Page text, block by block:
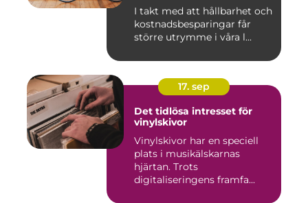
I takt med att hållbarhet och
kostnadsbesparingar får
större utrymme i våra l...
17. sep
Det tidlösa intresset för
vinylskivor
Vinylskivor har en speciell
plats i musikälskarnas
hjärtan. Trots
digitaliseringens framfa...